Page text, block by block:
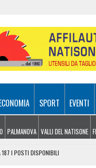
SPORT EVENTI
PALMANOVA VALLI DEL NATISONE
187 I POSTI DISPONIBILI